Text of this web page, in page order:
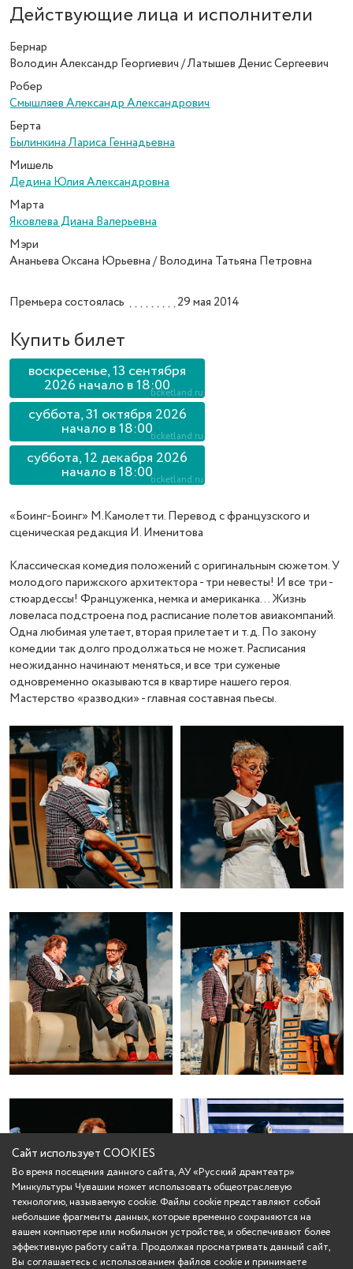
Действующие лица и исполнители
Бернар
Володин Александр Георгиевич / Латышев Денис Сергеевич
Робер
Смышляев Александр Александрович
Берта
Былинкина Лариса Геннадьевна
Мишель
Дедина Юлия Александровна
Марта
Яковлева Диана Валерьевна
Мэри
Ананьева Оксана Юрьевна / Володина Татьяна Петровна
Премьера состоялась 29 мая 2014
Купить билет
воскресенье, 13 сентября
2026 начало в 18:00
суббота, 31 октября 2026
начало в 18:00
суббота, 12 декабря 2026
начало в 18:00
«Боинг-Боинг» М.Камолетти. Перевод с французского и
сценическая редакция И. Именитова
Классическая комедия положений с оригинальным сюжетом. У
молодого парижского архитектора - три невесты! И все три -
стюардессы! Француженка, немка и американка… Жизнь
ловеласа подстроена под расписание полетов авиакомпаний.
Одна любимая улетает, вторая прилетает и т.д. По закону
комедии так долго продолжаться не может. Расписания
неожиданно начинают меняться, и все три суженые
одновременно оказываются в квартире нашего героя.
Мастерство «разводки» - главная составная пьесы.
Сайт использует COOKIES
Во время посещения данного сайта, АУ «Русский драмтеатр»
Минкультуры Чувашии может использовать общеотраслевую
технологию, называемую cookie. Файлы cookie представляют собой
небольшие фрагменты данных, которые временно сохраняются на
вашем компьютере или мобильном устройстве, и обеспечивают более
эффективную работу сайта. Продолжая просматривать данный сайт,
Вы соглашаетесь с использованием файлов cookie и принимаете